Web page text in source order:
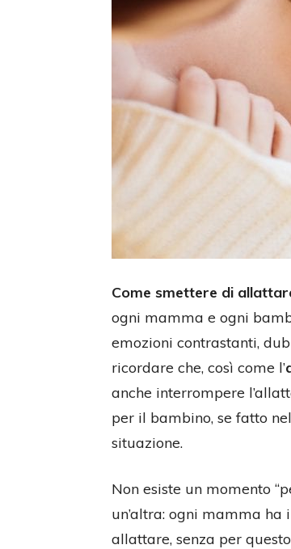
Come smettere di
ogni mamma e ogni
emozioni contrastanti,
ricordare che, così come l’
anche interrompere
per il bambino, se fatto
situazione.
Non esiste un momento
un’altra: ogni mamma
allattare, senza per